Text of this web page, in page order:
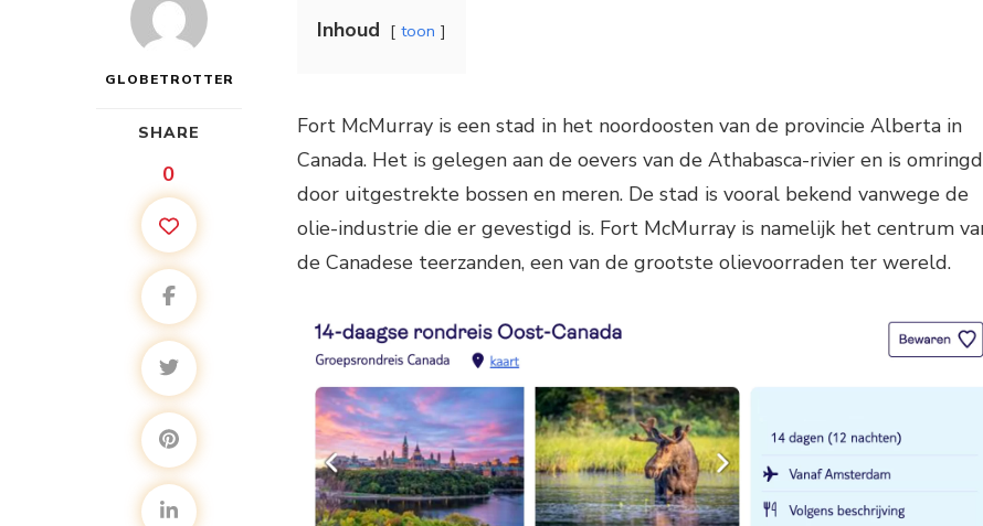
GLOBETROTTER
SHARE
0
Inhoud toon
Fort McMurray is een stad in het noordoosten van de provincie Alberta in
Canada. Het is gelegen aan de oevers van de Athabasca-rivier en is omringd
door uitgestrekte bossen en meren. De stad is vooral bekend vanwege de
olie-industrie die er gevestigd is. Fort McMurray is namelijk het centrum
de Canadese teerzanden, een van de grootste olievoorraden ter wereld.